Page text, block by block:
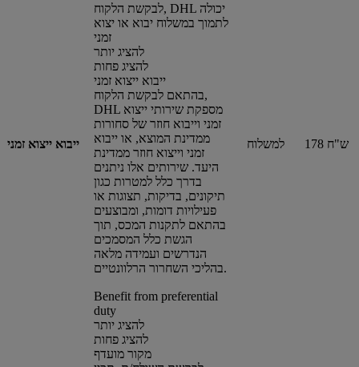
ייבוא ייצוא זמני
לבקשת הלקוח, DHL יכולה
לתמוך במשלוח יבוא או יצוא
זמני
להציג יותר
להציג פחות
ייבוא ייצוא זמני
בהתאם לבקשת הלקוח,
DHL מספקת שירותי ייצוא
זמני וייבוא חוזר של סחורות
ממדינת המוצא, או ייבוא
זמני וייצוא חוזר ממדינת
היעד. שירותים אלו ניתנים
בדרך כלל למטרות כגון
תיקונים, בדיקות, תצוגות או
פעילויות דומות, ומבוצעים
בהתאם לתקנות המכס, תוך
הגשת כלל המסמכים
הנדרשים ועמידה מלאה
בהליכי השחרור הרלוונטיים.
למשלוח 178 ש"ח
Benefit from preferential
duty
להציג יותר
להציג פחות
מקור מועדף